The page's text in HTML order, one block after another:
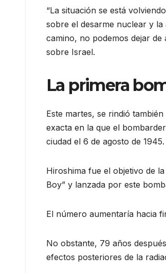
“La situación se está
sobre el desarme nuclear y
camino, no podemos dejar
sobre Israel.
La primera
Este martes, se rindió
exacta en la que el
ciudad el 6 de agosto de 1945.
Hiroshima fue el objetivo de
Boy” y lanzada por este
El número aumentaría hacia
No obstante, 79 años
efectos posteriores de la